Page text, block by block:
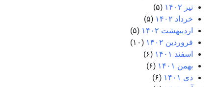
تیر ۱۴۰۲
(۵)
خرداد ۱۴۰۲
(۵)
اردیبهشت ۱۴۰۲
(۵)
فروردین ۱۴۰۲
(۱۰)
اسفند ۱۴۰۱
(۶)
بهمن ۱۴۰۱
(۶)
دی ۱۴۰۱
(۶)